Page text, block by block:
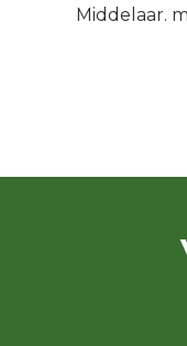
Middelaar.